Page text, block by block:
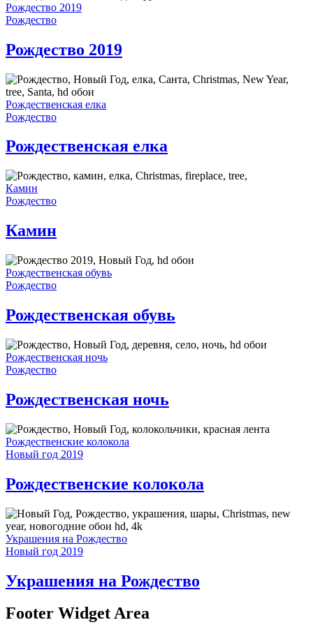
Рождество 2019
Рождество
Рождество 2019
Рождественская елка
Рождество
Рождественская елка
Камин
Рождество
Камин
Рождественская обувь
Рождество
Рождественская обувь
Рождественская ночь
Рождество
Рождественская ночь
Рождественские колокола
Новый год 2019
Рождественские колокола
Украшения на Рождество
Новый год 2019
Украшения на Рождество
Footer Widget Area